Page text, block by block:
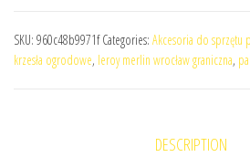
SKU: 960c48b9971f Categories: Akcesoria do sprzętu
krzesła ogrodowe, leroy merlin wrocław graniczna,
DESCRIPTION